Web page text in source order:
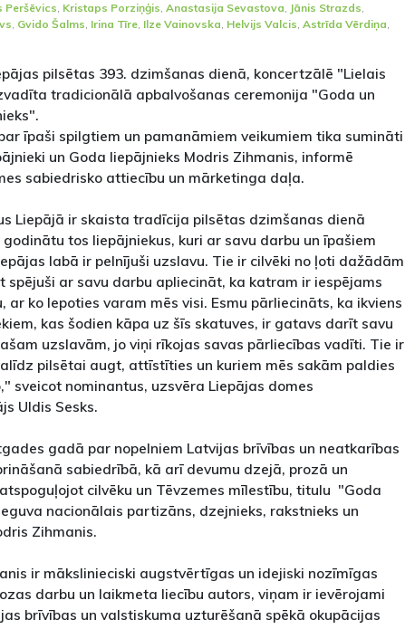
Peršēvics, Kristaps Porziņģis, Anastasija Sevastova, Jānis Strazds,
, Gvido Šalms, Irina Tīre, Ilze Vainovska, Helvijs Valcis, Astrīda Vērdiņa,
pilsētas 393. dzimšanas dienā, koncertzālē "Lielais
tradicionālā apbalvošanas ceremonija "Goda un
īpaši spilgtiem un pamanāmiem veikumiem tika sumināti
un Goda liepājnieks Modris Zihmanis, informē
sabiedrisko attiecību un mārketinga daļa.
Liepājā ir skaista tradīcija pilsētas dzimšanas dienā
tos liepājniekus, kuri ar savu darbu un īpašiem
labā ir pelnījuši uzslavu. Tie ir cilvēki no ļoti dažādām
spējuši ar savu darbu apliecināt, ka katram ir iespējams
ar ko lepoties varam mēs visi. Esmu pārliecināts, ka ikviens
kas šodien kāpa uz šīs skatuves, ir gatavs darīt savu
uzslavām, jo viņi rīkojas savas pārliecības vadīti. Tie ir
pilsētai augt, attīstīties un kuriem mēs sakām paldies
sveicot nominantus, uzsvēra Liepājas domes
Uldis Sesks.
gadā par nopelniem Latvijas brīvības un neatkarības
sabiedrībā, kā arī devumu dzejā, prozā un
cilvēku un Tēvzemes mīlestību, titulu "Goda
nacionālais partizāns, dzejnieks, rakstnieks un
Zihmanis.
ir mākslinieciski augstvērtīgas un idejiski nozīmīgas
darbu un laikmeta liecību autors, viņam ir ievērojami
brīvības un valstiskuma uzturēšanā spēkā okupācijas